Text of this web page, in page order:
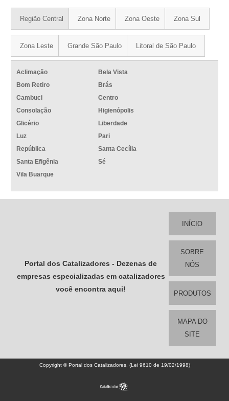
Região Central Zona Norte Zona Oeste Zona Sul
Zona Leste Grande São Paulo Litoral de São Paulo
Aclimação
Bela Vista
Bom Retiro
Brás
Cambuci
Centro
Consolação
Higienópolis
Glicério
Liberdade
Luz
Pari
República
Santa Cecília
Santa Efigênia
Sé
Vila Buarque
Portal dos Catalizadores - Dezenas de
empresas especializadas em catalizadores
você encontra aqui!
INÍCIO
SOBRE
NÓS
PRODUTOS
MAPA DO
SITE
Copyright © Portal dos Catalizadores. (Lei 9610 de 19/02/1998)